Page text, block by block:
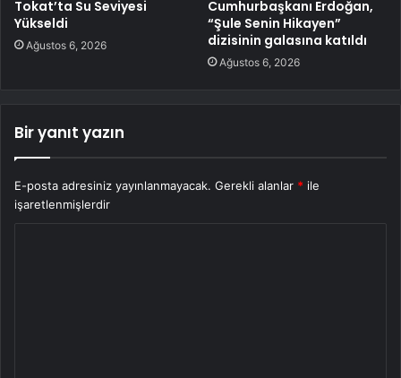
Tokat’ta Su Seviyesi
Yükseldi
Ağustos 6, 2026
Cumhurbaşkanı Erdoğan,
“Şule Senin Hikayen”
dizisinin galasına katıldı
Ağustos 6, 2026
Bir yanıt yazın
E-posta adresiniz yayınlanmayacak. Gerekli alanlar * ile
işaretlenmişlerdir